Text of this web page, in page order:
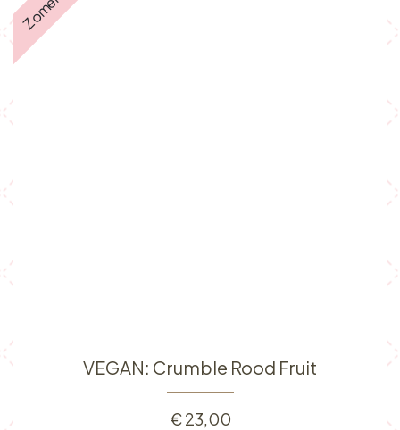
VEGAN: Crumble Rood Fruit
€23,00